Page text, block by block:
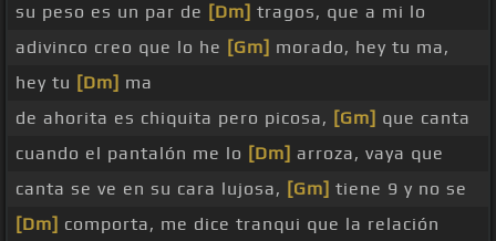
su peso es un par de [Dm] tragos, que a mi lo
adivinco creo que lo he [Gm] morado, hey tu ma,
hey tu [Dm] ma
de ahorita es chiquita pero picosa, [Gm] que canta
cuando el pantalón me lo [Dm] arroza, vaya que
canta se ve en su cara lujosa, [Gm] tiene 9 y no se
[Dm] comporta, me dice tranqui que la relación